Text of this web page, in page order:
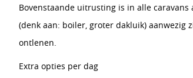
Bovenstaande uitrusting is in alle
(denk aan: boiler, groter dakluik)
ontlenen.
Extra opties per dag